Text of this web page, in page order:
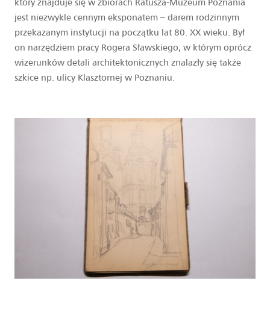
jest niezwykle cennym eksponatem – darem rodzinnym
przekazanym instytucji na początku lat 80. XX wieku. Był
on narzędziem pracy Rogera Sławskiego, w którym oprócz
wizerunków detali architektonicznych znalazły się także
szkice np. ulicy Klasztornej w Poznaniu.